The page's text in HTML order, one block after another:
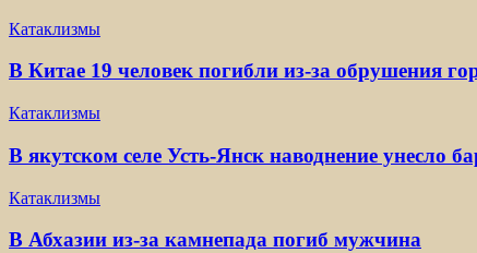
Катаклизмы
В Китае 19 человек погибли из-за обрушения
Катаклизмы
В якутском селе Усть-Янск наводнение унесло
Катаклизмы
В Абхазии из-за камнепада погиб мужчина